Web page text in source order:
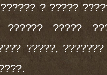
? ?????
?????? ?????
?????,